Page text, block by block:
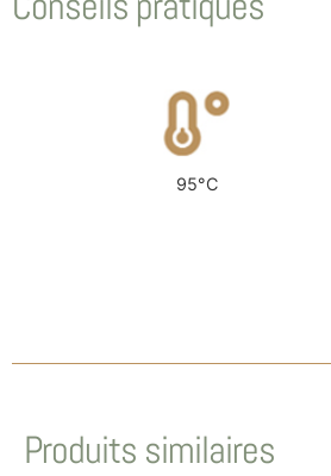
95°C
Produits similaires